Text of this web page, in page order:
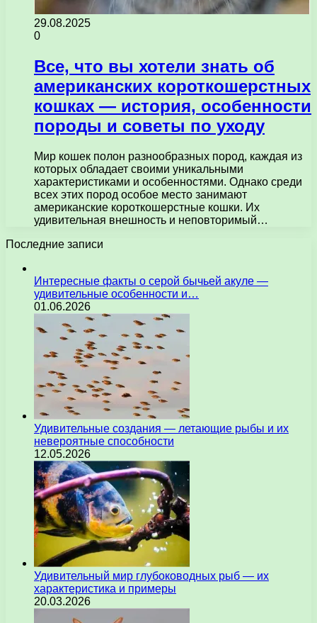
29.08.2025
0
Все, что вы хотели знать об
американских короткошерстных
кошках — история, особенности
породы и советы по уходу
Мир кошек полон разнообразных пород, каждая из
которых обладает своими уникальными
характеристиками и особенностями. Однако среди
всех этих пород особое место занимают
американские короткошерстные кошки. Их
удивительная внешность и неповторимый…
Последние записи
Интересные факты о серой бычьей акуле —
удивительные особенности и…
01.06.2026
Удивительные создания — летающие рыбы и их
невероятные способности
12.05.2026
Удивительный мир глубоководных рыб — их
характеристика и примеры
20.03.2026